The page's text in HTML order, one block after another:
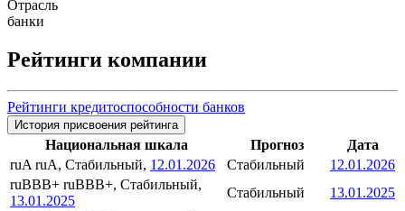
Отрасль
банки
Рейтинги компании
Рейтинги кредитоспособности банков
История присвоения рейтинга
Национальная шкала Прогноз
Дата
ruA ruA, Стабильный, 12.01.2026 Стабильный
12.01.2026
ruBBB+ ruBBB+, Стабильный,
13.01.2025
Стабильный
13.01.2025